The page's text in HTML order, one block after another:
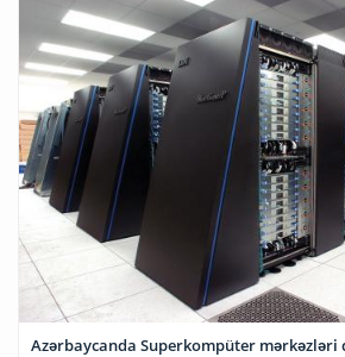
Azərbaycanda Superkompüter mərkəzləri